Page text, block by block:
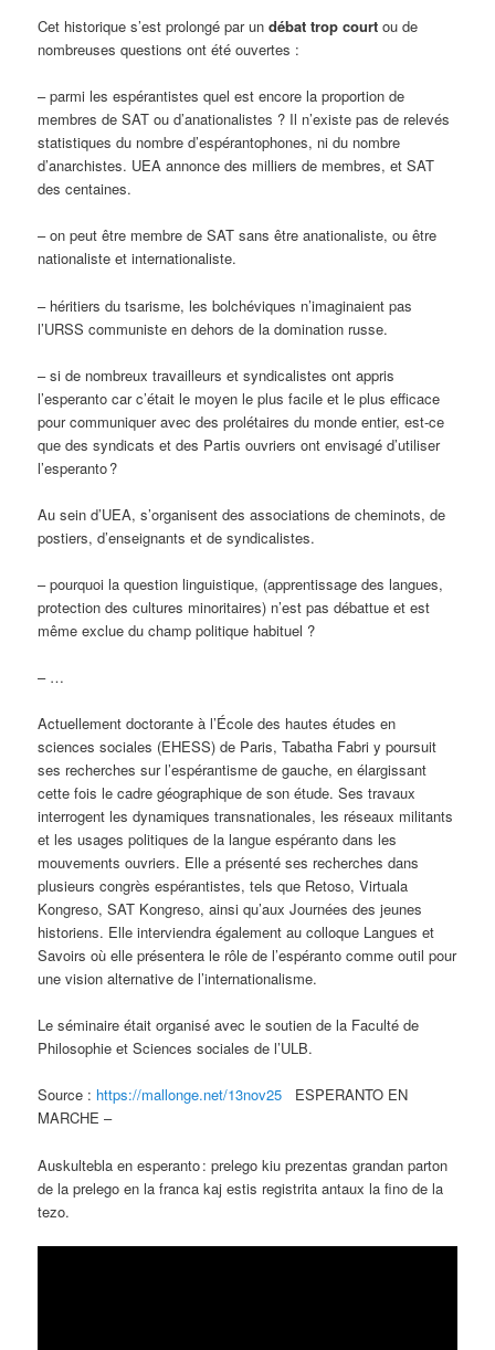
Cet historique s’est prolongé par undébat trop court ou de
nombreuses questions ont été ouvertes :
– parmi les espérantistes quel est encore la proportion de
membres de SAT ou d’anationalistes ? Il n’existe pas de relevés
statistiques du nombre d’espérantophones, ni du nombre
d’anarchistes. UEA annonce des milliers de membres, et SAT
des centaines.
– on peut être membre de SAT sans être anationaliste, ou être
nationaliste et internationaliste.
– héritiers du tsarisme, les bolchéviques n’imaginaient pas
l’URSS communiste en dehors de la domination russe.
– si de nombreux travailleurs et syndicalistes ont appris
l’esperanto car c’était le moyen le plus facile et le plus efficace
pour communiquer avec des prolétaires du monde entier, est-ce
que des syndicats et des Partis ouvriers ont envisagé d’utiliser
l’esperanto ?
Au sein d’UEA, s’organisent des associations de cheminots, de
postiers, d’enseignants et de syndicalistes.
– pourquoi la question linguistique, (apprentissage des langues,
protection des cultures minoritaires) n’est pas débattue et est
même exclue du champ politique habituel ?
– …
Actuellement doctorante à l’École des hautes études en
sciences sociales (EHESS) de Paris, Tabatha Fabri y poursuit
ses recherches sur l’espérantisme de gauche, en élargissant
cette fois le cadre géographique de son étude. Ses travaux
interrogent les dynamiques transnationales, les réseaux militants
et les usages politiques de la langue espéranto dans les
mouvements ouvriers. Elle a présenté ses recherches dans
plusieurs congrès espérantistes, tels que Retoso, Virtuala
Kongreso, SAT Kongreso, ainsi qu’aux Journées des jeunes
historiens. Elle interviendra également au colloque Langues et
Savoirs où elle présentera le rôle de l’espéranto comme outil pour
une vision alternative de l’internationalisme.
Le séminaire était organisé avec le soutien de la Faculté de
Philosophie et Sciences sociales de l’ULB.
Source : https://mallonge.net/13nov25 ESPERANTO EN
MARCHE –
Auskultebla en esperanto : prelego kiu prezentas grandan parton
de la prelego en la franca kaj estis registrita antaux la fino de la
tezo.